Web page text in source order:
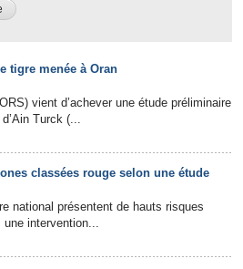
tigre menée à Oran
vient d’achever une étude préliminaire
Turck (...
classées rouge selon une étude
national présentent de hauts risques
une intervention...